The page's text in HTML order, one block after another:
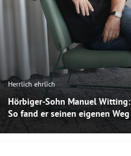
Herrlich ehrlich
Hörbiger-Sohn Manuel Witting:
So fand er seinen eigenen Weg